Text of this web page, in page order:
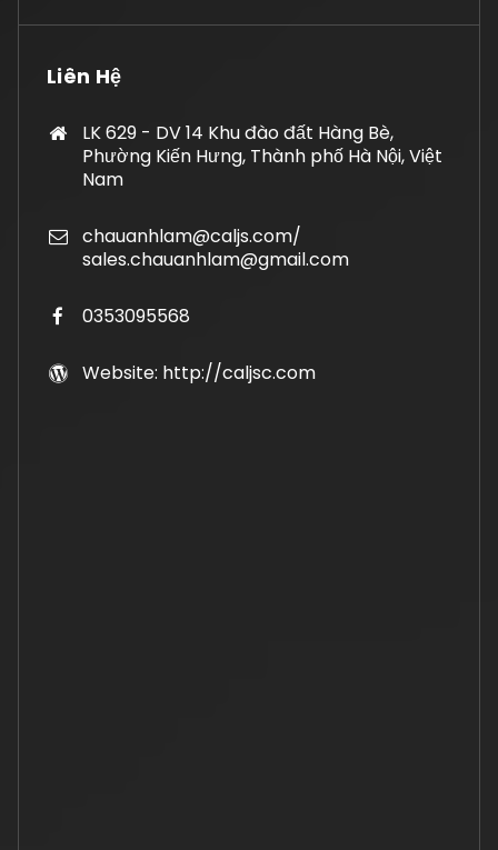
Liên Hệ
LK 629 - DV 14 Khu đào đất Hàng Bè,
Phường Kiến Hưng, Thành phố Hà Nội, Việt
Nam
chauanhlam@caljs.com/
sales.chauanhlam@gmail.com
0353095568
Website: http://caljsc.com